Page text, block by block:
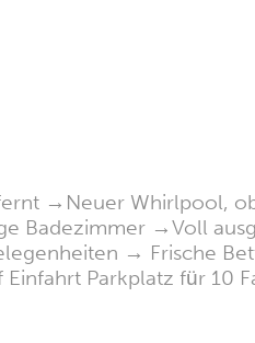
→Neuer Whirlpool,
Badezimmer →Voll
→ Frische
Parkplatz für 10